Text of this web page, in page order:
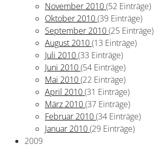
November 2010(52 Einträge)
Oktober 2010(39 Einträge)
September 2010(25 Einträge)
August 2010(13 Einträge)
Juli 2010(33 Einträge)
Juni 2010(54 Einträge)
Mai 2010(22 Einträge)
April 2010(31 Einträge)
März 2010(37 Einträge)
Februar 2010(34 Einträge)
Januar 2010(29 Einträge)
2009